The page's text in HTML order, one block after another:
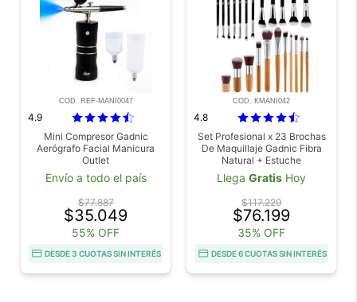
COD. REF-MANI0047
4.9
Mini Compresor Gadnic
Aerógrafo Facial Manicura
Outlet
Envío a todo el país
$77.887
$35.049
55% OFF
DESDE 3 CUOTAS SIN INTERÉS
COD. KMANI042
4.8
Set Profesional x 23 Brochas
De Maquillaje Gadnic Fibra
Natural + Estuche
Llega Gratis Hoy
$117.229
$76.199
35% OFF
DESDE 6 CUOTAS SIN INTERÉS